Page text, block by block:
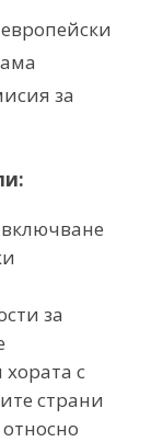
за
:
за
с
страни